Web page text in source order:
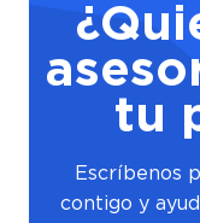
tu
Escríbenos
contigo y